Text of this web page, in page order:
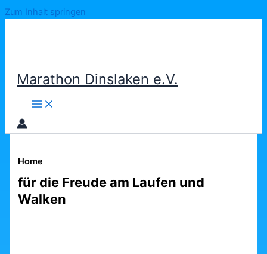
Zum Inhalt springen
Marathon Dinslaken e.V.
Home
für die Freude am Laufen und
Walken